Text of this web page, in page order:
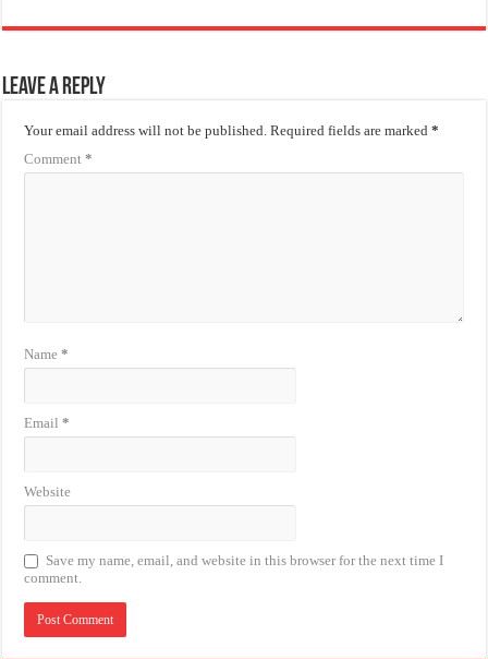
Leave a Reply
Your email address will not be published. Required fields are marked*
Comment*
Name*
Email*
Website
Save my name, email, and website in this browser for the next time I
comment.